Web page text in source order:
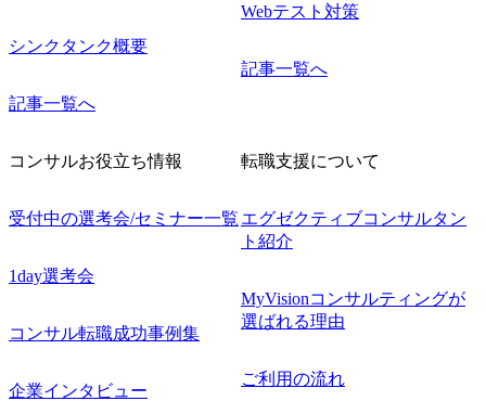
シンクタンク概要
記事一覧へ
Webテスト対策
記事一覧へ
コンサルお役立ち情報
受付中の選考会/セミナー一覧
1day選考会
コンサル転職成功事例集
企業インタビュー
転職支援について
エグゼクティブコンサルタン
ト紹介
MyVisionコンサルティングが
選ばれる理由
ご利用の流れ